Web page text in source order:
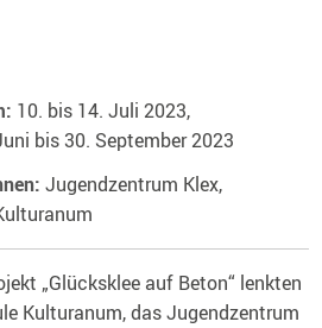
10. bis 14. Juli 2023,
bis 30. September 2023
Jugendzentrum Klex,
„Glücksklee auf Beton“ lenkten
Kulturanum, das Jugendzentrum